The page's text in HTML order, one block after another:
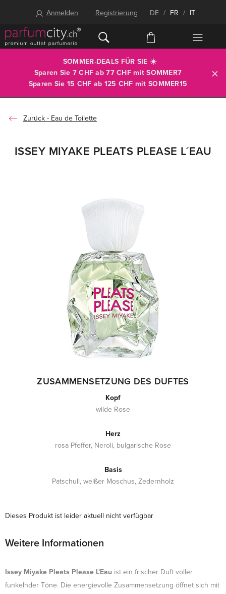
Anmelden Registrierung DE / FR / IT
SOMMER-DEALS FÜR SIE ☀️
Sparen Sie 7 CHF ab 77 CHF mitSOMMER7
Sparen Sie 15 CHF ab 125 CHF mit SOMMER15
Eau de Toilette
ISSEY MIYAKE PLEATS PLEASE L´EAU
ZUSAMMENSETZUNG DES DUFTES
Kopf
wilde Rose
Herz
rosa Pfeffer, Neroli, bulgarische Rose
Basis
Patschuli, weißer Moschus, Zedernholz
Dieses Produkt ist leider aktuell nicht verfügbar
Weitere Informationen
Issey Miyake Pleats Please L'Eau ist ein frischer Duft voller
funkelnder Töne. Die energievolle Zusammensetzung öffnet sich mit